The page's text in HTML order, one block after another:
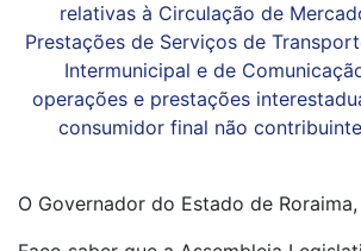
relativas à Circulação de
Prestações de Serviços de
Intermunicipal e de
operações e prestações
consumidor final não
O Governador do Estado de Roraima,